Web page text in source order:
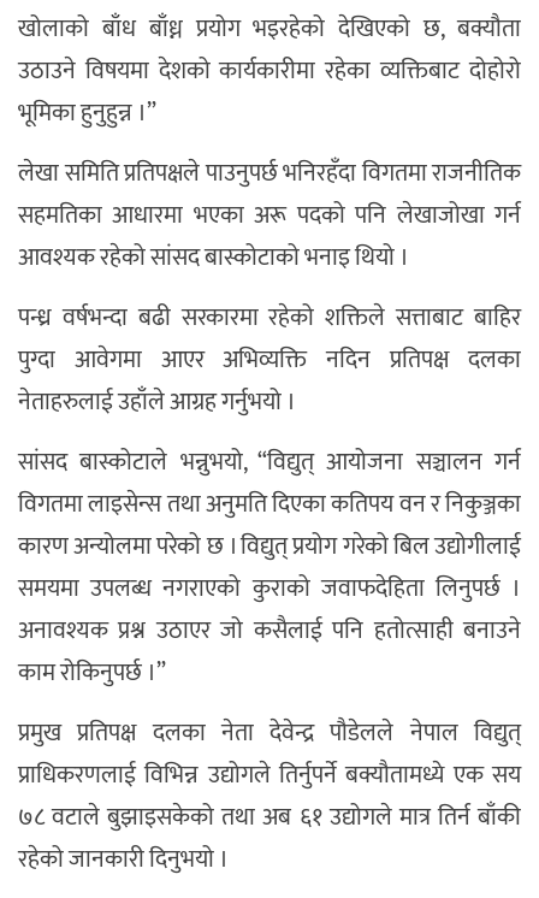
खोलाको बाँध बाँध्न प्रयोग भइरहेको देखिएको छ, बक्यौता
उठाउने विषयमा देशको कार्यकारीमा रहेका व्यक्तिबाट दोहोरो
भूमिका हुनुहुन्न ।”
लेखा समिति प्रतिपक्षले पाउनुपर्छ भनिरहँदा विगतमा राजनीतिक
सहमतिका आधारमा भएका अरू पदको पनि लेखाजोखा गर्न
आवश्यक रहेको सांसद बास्कोटाको भनाइ थियो ।
पन्ध्र वर्षभन्दा बढी सरकारमा रहेको शक्तिले सत्ताबाट बाहिर
पुग्दा आवेगमा आएर अभिव्यक्ति नदिन प्रतिपक्ष दलका
नेताहरुलाई उहाँले आग्रह गर्नुभयो ।
सांसद बास्कोटाले भन्नुभयो, “विद्युत् आयोजना सञ्चालन गर्न
विगतमा लाइसेन्स तथा अनुमति दिएका कतिपय वन र निकुञ्जका
कारण अन्योलमा परेको छ । विद्युत् प्रयोग गरेको बिल उद्योगीलाई
समयमा उपलब्ध नगराएको कुराको जवाफदेहिता लिनुपर्छ ।
अनावश्यक प्रश्न उठाएर जो कसैलाई पनि हतोत्साही बनाउने
काम रोकिनुपर्छ ।”
प्रमुख प्रतिपक्ष दलका नेता देवेन्द्र पौडेलले नेपाल विद्युत्
प्राधिकरणलाई विभिन्न उद्योगले तिर्नुपर्ने बक्यौतामध्ये एक सय
७८ वटाले बुझाइसकेको तथा अब ६१ उद्योगले मात्र तिर्न बाँकी
रहेको जानकारी दिनुभयो ।